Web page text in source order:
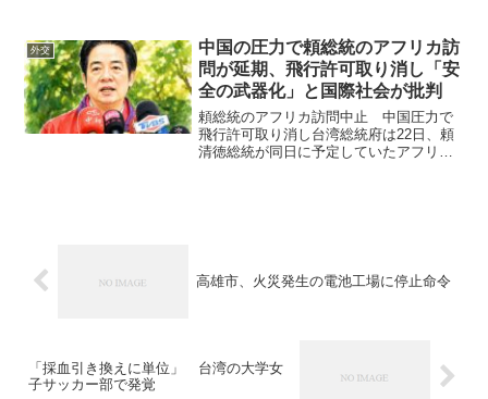
た。また、崩れた建物の中などに96人が
取り...
外交
中国の圧力で頼総統のアフリカ訪
問が延期、飛行許可取り消し「安
全の武器化」と国際社会が批判
頼総統のアフリカ訪問中止 中国圧力で
飛行許可取り消し台湾総統府は22日、頼
清徳総統が同日に予定していたアフリカ
高雄市、火災発生の電池工場に停止命令
「採血引き換えに単位」 台湾の大学女
子サッカー部で発覚